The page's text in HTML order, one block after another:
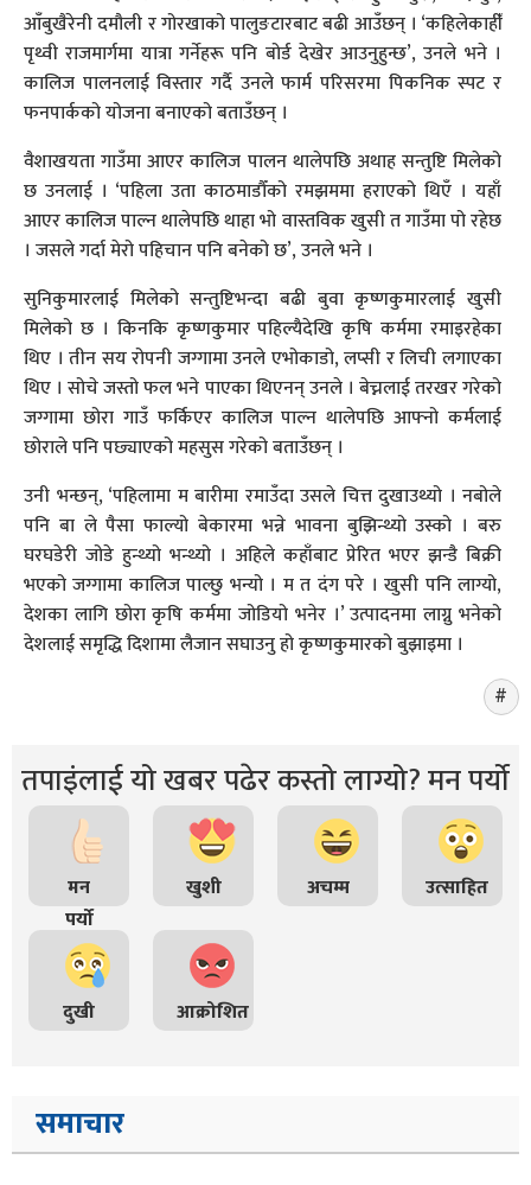
आँबुखैरेनी दमौली र गोरखाको पालुङटारबाट बढी आउँछन् । ‘कहिलेकाहीँ
पृथ्वी राजमार्गमा यात्रा गर्नेहरू पनि बोर्ड देखेर आउनुहुन्छ’, उनले भने ।
कालिज पालनलाई विस्तार गर्दै उनले फार्म परिसरमा पिकनिक स्पट र
फनपार्कको योजना बनाएको बताउँछन् ।
वैशाखयता गाउँमा आएर कालिज पालन थालेपछि अथाह सन्तुष्टि मिलेको
छ उनलाई । ‘पहिला उता काठमाडौँको रमझममा हराएको थिएँ । यहाँ
आएर कालिज पाल्न थालेपछि थाहा भो वास्तविक खुसी त गाउँमा पो रहेछ
। जसले गर्दा मेरो पहिचान पनि बनेको छ’, उनले भने ।
सुनिकुमारलाई मिलेको सन्तुष्टिभन्दा बढी बुवा कृष्णकुमारलाई खुसी
मिलेको छ । किनकि कृष्णकुमार पहिल्यैदेखि कृषि कर्ममा रमाइरहेका
थिए । तीन सय रोपनी जग्गामा उनले एभोकाडो, लप्सी र लिची लगाएका
थिए । सोचे जस्तो फल भने पाएका थिएनन् उनले । बेच्नलाई तरखर गरेको
जग्गामा छोरा गाउँ फर्किएर कालिज पाल्न थालेपछि आफ्नो कर्मलाई
छोराले पनि पछ्याएको महसुस गरेको बताउँछन् ।
उनी भन्छन्, ‘पहिलामा म बारीमा रमाउँदा उसले चित्त दुखाउथ्यो । नबोले
पनि बा ले पैसा फाल्यो बेकारमा भन्ने भावना बुझिन्थ्यो उस्को । बरु
घरघडेरी जोडे हुन्थ्यो भन्थ्यो । अहिले कहाँबाट प्रेरित भएर झन्डै बिक्री
भएको जग्गामा कालिज पाल्छु भन्यो । म त दंग परे । खुसी पनि लाग्यो,
देशका लागि छोरा कृषि कर्ममा जोडियो भनेर ।’ उत्पादनमा लाग्नु भनेको
देशलाई समृद्धि दिशामा लैजान सघाउनु हो कृष्णकुमारको बुझाइमा ।
तपाइंलाई यो खबर पढेर कस्तो लाग्यो? मन पर्यो
मन
पर्यो
खुशी अचम्म उत्साहित
दुखी आक्रोशित
समाचार